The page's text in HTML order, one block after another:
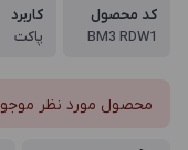
کد محصول
BM3 RDW1
کاربرد
پاکت
محصول مورد نظر